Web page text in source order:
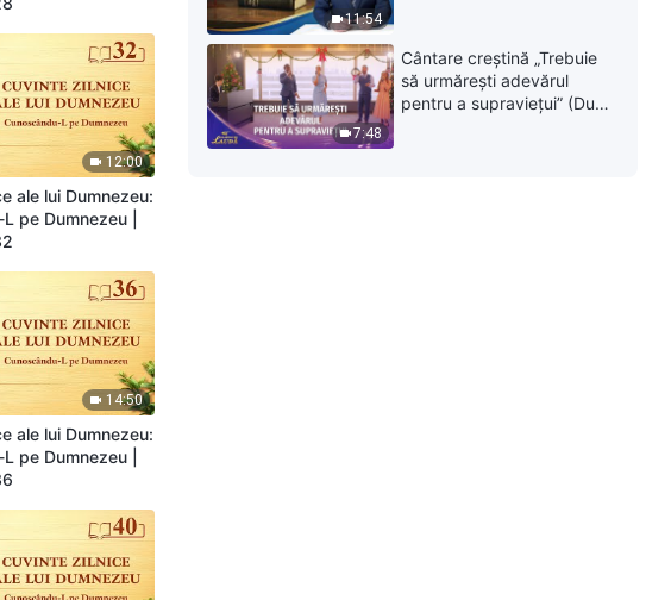
12:00
ale lui Dumnezeu:
pe Dumnezeu |
14:50
ale lui Dumnezeu:
pe Dumnezeu |
11:54
7:48
Cântare creștină „Trebuie
să urmărești adevărul
pentru a supraviețui” (Duet)